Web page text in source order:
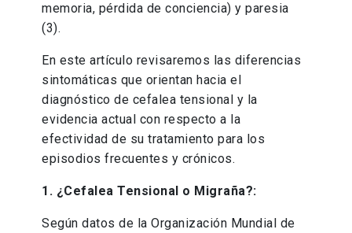
memoria, pérdida de conciencia) y paresia
(3).
En este artículo revisaremos las diferencias
sintomáticas que orientan hacia el
diagnóstico de cefalea tensional y la
evidencia actual con respecto a la
efectividad de su tratamiento para los
episodios frecuentes y crónicos.
1. ¿Cefalea Tensional o Migraña?:
Según datos de la Organización Mundial de